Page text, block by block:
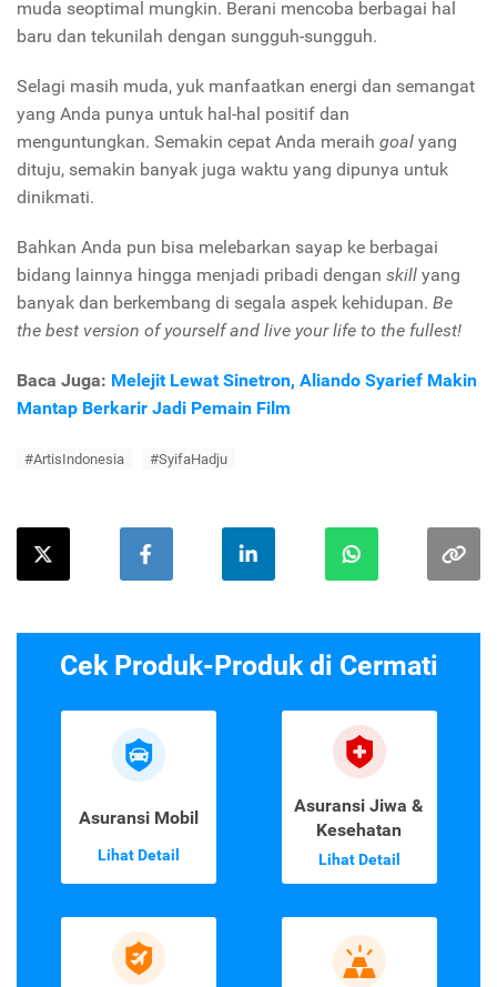
muda seoptimal mungkin. Berani mencoba berbagai hal
baru dan tekunilah dengan sungguh-sungguh.
Selagi masih muda, yuk manfaatkan energi dan semangat
yang Anda punya untuk hal-hal positif dan
menguntungkan. Semakin cepat Anda meraih goal yang
dituju, semakin banyak juga waktu yang dipunya untuk
dinikmati.
Bahkan Anda pun bisa melebarkan sayap ke berbagai
bidang lainnya hingga menjadi pribadi dengan skill yang
banyak dan berkembang di segala aspek kehidupan. Be
the best version of yourself and live your life to the fullest!
Baca Juga: Melejit Lewat Sinetron, Aliando Syarief Makin
Mantap Berkarir Jadi Pemain Film
#ArtisIndonesia #SyifaHadju
Cek Produk-Produk di Cermati
Asuransi Mobil
Lihat Detail
Asuransi Jiwa &
Kesehatan
Lihat Detail